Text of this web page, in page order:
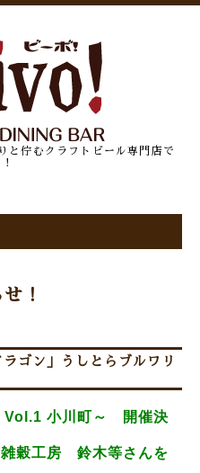
と佇むクラフトビール専門店で
！
ゴン」うしとらブルワリ
Vol.1 小川町～
開催決
穀工房 鈴木等さんを